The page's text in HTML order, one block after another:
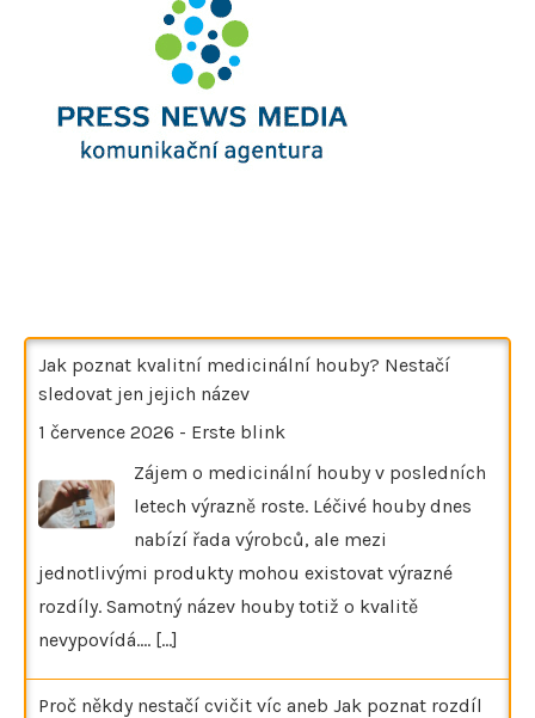
Jak poznat kvalitní medicinální houby? Nestačí
sledovat jen jejich název
1 července 2026 - Erste blink
Zájem o medicinální houby v posledních
letech výrazně roste. Léčivé houby dnes
nabízí řada výrobců, ale mezi
jednotlivými produkty mohou existovat výrazné
rozdíly. Samotný název houby totiž o kvalitě
nevypovídá.… [...]
Proč někdy nestačí cvičit víc aneb Jak poznat rozdíl